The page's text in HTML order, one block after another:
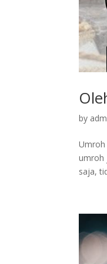
by
Umroh
umroh
saja,